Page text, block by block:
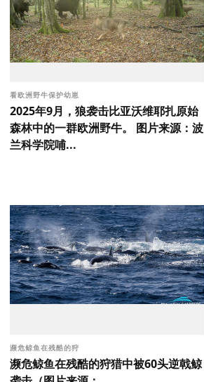
看欧洲野牛保护幼崽
2025年9月，狼袭击比亚沃维耶扎原始
森林中的一群欧洲野牛。 图片来源：波
兰科学院哺...
濒危鲸鱼在残酷的狩
濒危鲸鱼在残酷的狩猎中被60头逆戟鲸